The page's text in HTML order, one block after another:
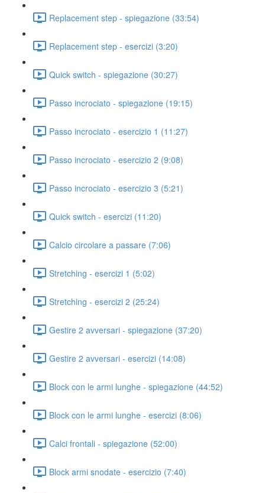
Replacement step - spiegazione (33:54)
Replacement step - esercizi (3:20)
Quick switch - spiegazione (30:27)
Passo incrociato - spiegazione (19:15)
Passo incrociato - esercizio 1 (11:27)
Passo incrociato - esercizio 2 (9:08)
Passo incrociato - esercizio 3 (5:21)
Quick switch - esercizi (11:20)
Calcio circolare a passare (7:06)
Stretching - esercizi 1 (5:02)
Stretching - esercizi 2 (25:24)
Gestire 2 avversari - spiegazione (37:20)
Gestire 2 avversari - esercizi (14:08)
Block con le armi lunghe - spiegazione (44:52)
Block con le armi lunghe - esercizi (8:06)
Calci frontali - spiegazione (52:00)
Block armi snodate - esercizio (7:40)